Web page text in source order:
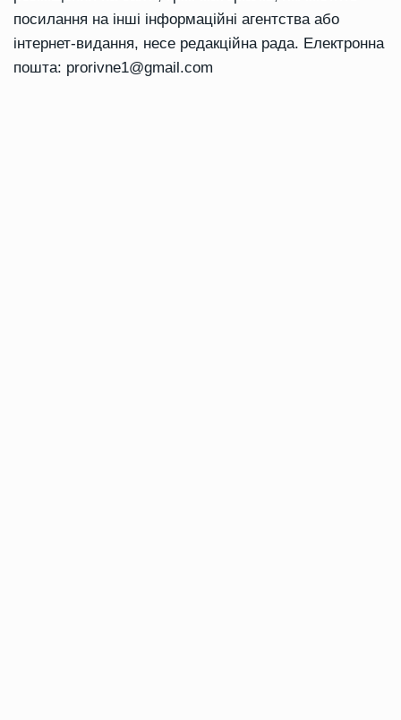
посилання на інші інформаційні агентства або
інтернет-видання, несе редакційна рада. Електронна
пошта: prorivne1@gmail.com